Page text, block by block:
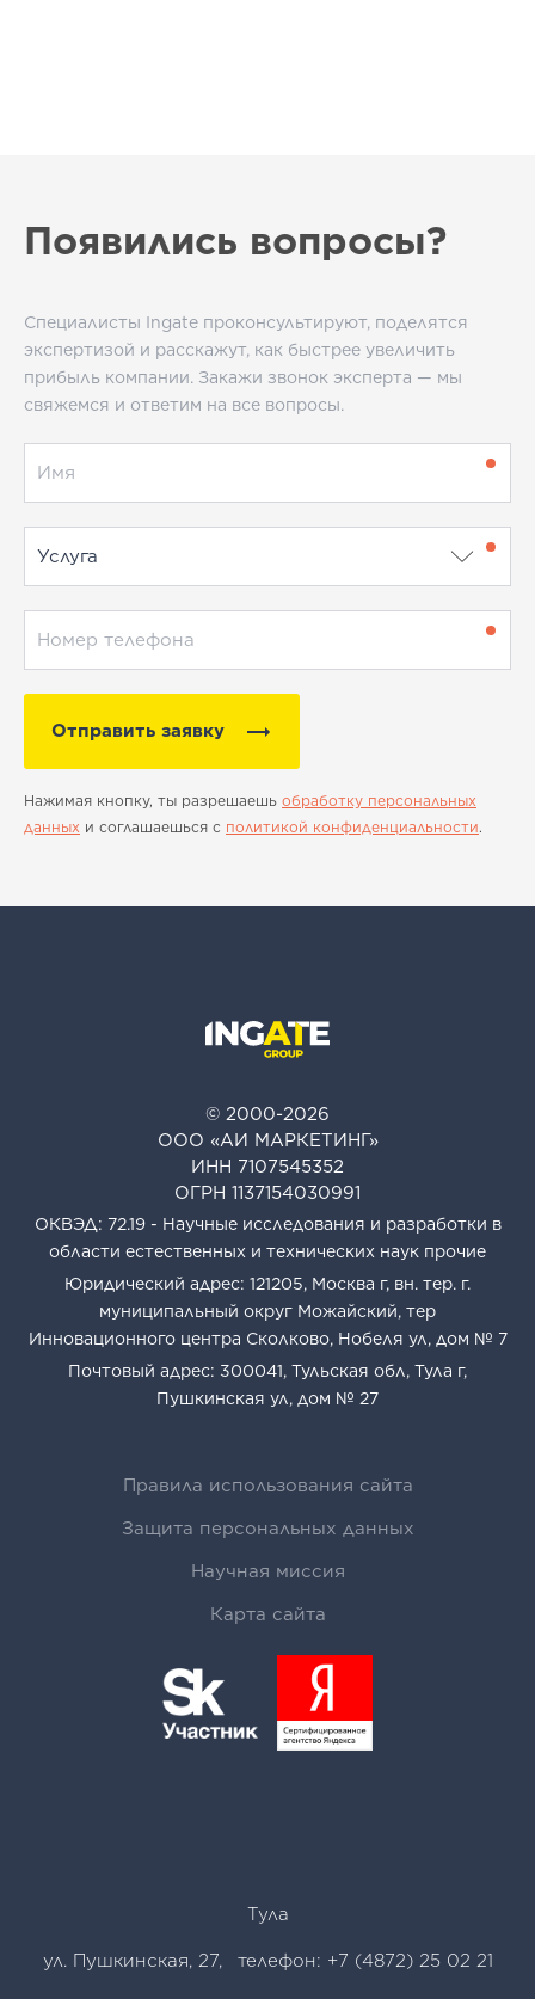
Появились вопросы?
Специалисты Ingate проконсультируют, поделятся
экспертизой и расскажут, как быстрее увеличить
прибыль компании. Закажи звонок эксперта — мы
свяжемся и ответим на все вопросы.
Отправить заявку
Нажимая кнопку, ты разрешаешь обработку персональных
данных и соглашаешься с политикой конфиденциальности.
© 2000-2026
ООО «АИ МАРКЕТИНГ»
ИНН 7107545352
ОГРН 1137154030991
ОКВЭД: 72.19 - Научные исследования и разработки в
области естественных и технических наук прочие
Юридический адрес: 121205, Москва г, вн. тер. г.
муниципальный округ Можайский, тер
Инновационного центра Сколково, Нобеля ул, дом № 7
Почтовый адрес: 300041, Тульская обл, Тула г,
Пушкинская ул, дом № 27
Правила использования сайта
Защита персональных данных
Научная миссия
Карта сайта
Тула
ул. Пушкинская, 27, телефон: +7 (4872) 25 02 21